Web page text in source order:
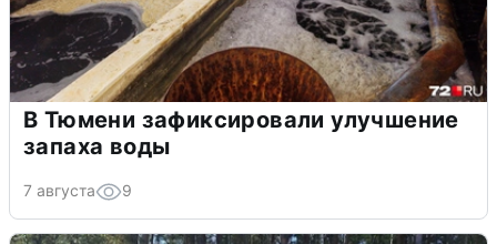
В Тюмени зафиксировали улучшение
запаха воды
7 августа 9